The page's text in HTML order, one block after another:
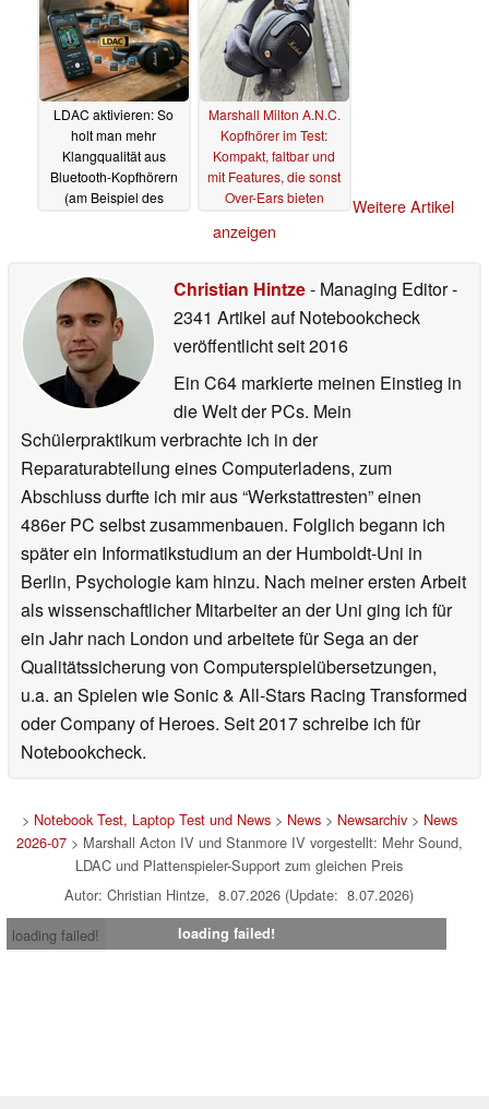
LDAC aktivieren: So
holt man mehr
Klangqualität aus
Bluetooth-Kopfhörern
(am Beispiel des
Marshall Milton A.N.C.
Kopfhörer im Test:
Kompakt, faltbar und
mit Features, die sonst
Over-Ears bieten
Weitere Artikel
anzeigen
Christian Hintze- Managing Editor-
2341 Artikel auf Notebookcheck
veröffentlichtseit 2016
Ein C64 markierte meinen Einstieg in
die Welt der PCs. Mein
Schülerpraktikum verbrachte ich in der
Reparaturabteilung eines Computerladens, zum
Abschluss durfte ich mir aus “Werkstattresten” einen
486er PC selbst zusammenbauen. Folglich begann ich
später ein Informatikstudium an der Humboldt-Uni in
Berlin, Psychologie kam hinzu. Nach meiner ersten Arbeit
als wissenschaftlicher Mitarbeiter an der Uni ging ich für
ein Jahr nach London und arbeitete für Sega an der
Qualitätssicherung von Computerspielübersetzungen,
u.a. an Spielen wie Sonic & All-Stars Racing Transformed
oder Company of Heroes. Seit 2017 schreibe ich für
Notebookcheck.
> Notebook Test, Laptop Test und News> News> Newsarchiv> News
2026-07> Marshall Acton IV und Stanmore IV vorgestellt: Mehr Sound,
LDAC und Plattenspieler-Support zum gleichen Preis
Autor: Christian Hintze, 8.07.2026 (Update: 8.07.2026)
loading failed!
loading failed!